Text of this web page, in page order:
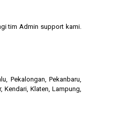
tim Admin support kami.
Pekalongan, Pekanbaru,
Kendari, Klaten, Lampung,